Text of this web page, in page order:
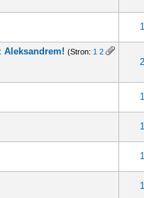
Aleksandrem!(Stron: 1 2